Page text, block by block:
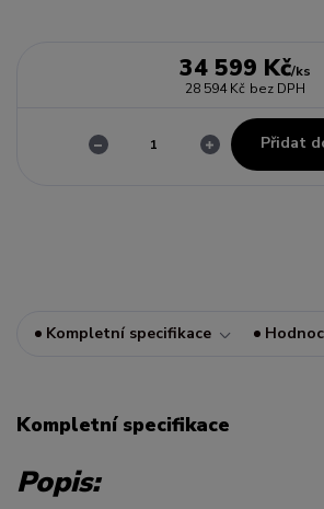
34 599 Kč/ks
28 594 Kč bez DPH
Přidat
Kompletní specifikace
Kompletní specifikace
Popis: